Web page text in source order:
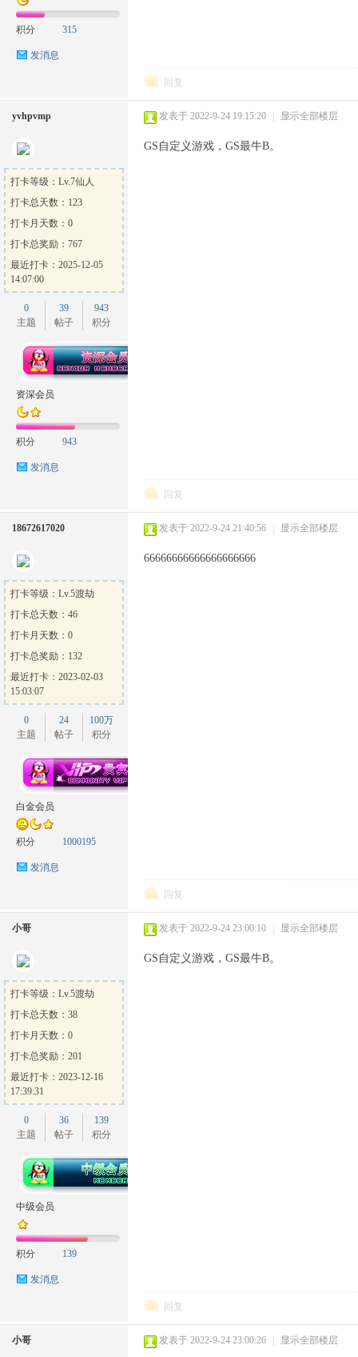
积分 315
发消息
回复
yvhpvmp
打卡等级：Lv.7仙人
打卡总天数：123
打卡月天数：0
打卡总奖励：767
最近打卡：2025-12-05
14:07:00
0
主题
39
帖子
943
积分
资深会员
积分 943
发消息
发表于 2022-9-24 19:15:20 显示全部楼层
GS自定义游戏，GS最牛B。
回复
18672617020
打卡等级：Lv.5渡劫
打卡总天数：46
打卡月天数：0
打卡总奖励：132
最近打卡：2023-02-03
15:03:07
0
主题
24
帖子
100万
积分
白金会员
积分 1000195
发消息
发表于 2022-9-24 21:40:56 显示全部楼层
66666666666666666666
回复
小哥
打卡等级：Lv.5渡劫
打卡总天数：38
打卡月天数：0
打卡总奖励：201
最近打卡：2023-12-16
17:39:31
0
主题
36
帖子
139
积分
中级会员
积分 139
发消息
发表于 2022-9-24 23:00:10 显示全部楼层
GS自定义游戏，GS最牛B。
回复
小哥 发表于 2022-9-24 23:00:26 显示全部楼层